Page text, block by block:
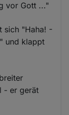
vor Gott ..."
sich "Haha! -
und klappt
- er gerät